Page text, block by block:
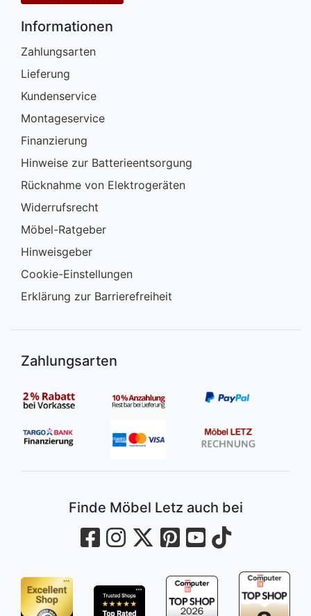
Informationen
Zahlungsarten
Lieferung
Kundenservice
Montageservice
Finanzierung
Hinweise zur Batterieentsorgung
Rücknahme von Elektrogeräten
Widerrufsrecht
Möbel-Ratgeber
Hinweisgeber
Cookie-Einstellungen
Erklärung zur Barrierefreiheit
Zahlungsarten
Finde Möbel Letz auch bei